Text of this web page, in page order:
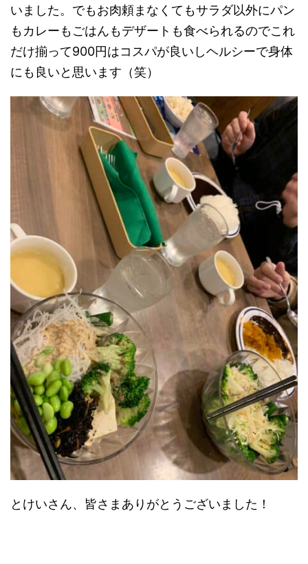
いました。でもお肉頼まなくてもサラダ以外にパン
もカレーもごはんもデザートも食べられるのでこれ
だけ揃って900円はコスパが良いしヘルシーで身体
にも良いと思います（笑）
とけいさん、皆さまありがとうございました！